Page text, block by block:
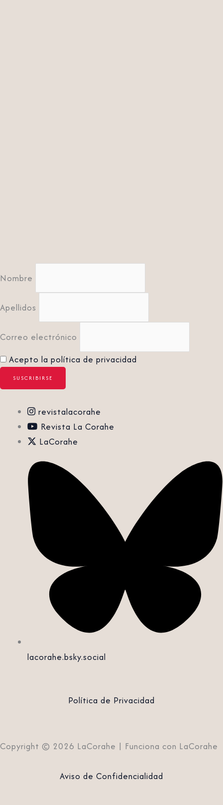
Nombre
Apellidos
Correo electrónico
Acepto la política de privacidad
revistalacorahe
Revista La Corahe
LaCorahe
lacorahe.bsky.social‬
Política de Privacidad
Copyright © 2026 LaCorahe | Funciona con LaCorahe
Aviso de Confidencialidad